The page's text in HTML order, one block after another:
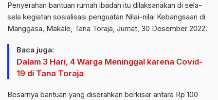
Penyerahan bantuan rumah ibadah itu dilaksanakan di sela-
sela kegiatan sosialisasi penguatan Nilai-nilai Kebangsaan di
Manggasa, Makale, Tana Toraja, Jumat, 30 Desember 2022.
Baca juga:
Dalam 3 Hari, 4 Warga Meninggal karena Covid-
19 di Tana Toraja
Besarnya bantuan yang diserahkan berkisar antara Rp 100